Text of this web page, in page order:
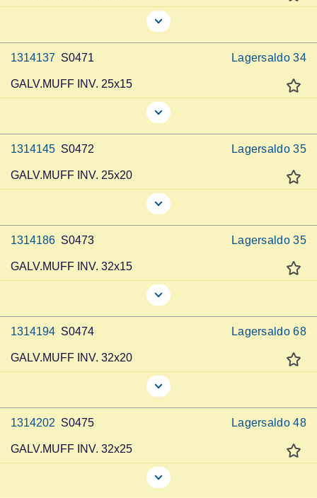
1314137 S0471 Lagersaldo 34
GALV.MUFF INV. 25x15
1314145 S0472 Lagersaldo 35
GALV.MUFF INV. 25x20
1314186 S0473 Lagersaldo 35
GALV.MUFF INV. 32x15
1314194 S0474 Lagersaldo 68
GALV.MUFF INV. 32x20
1314202 S0475 Lagersaldo 48
GALV.MUFF INV. 32x25